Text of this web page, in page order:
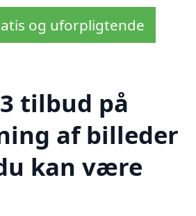
og uforpligtende
tilbud på
af billeder
kan være